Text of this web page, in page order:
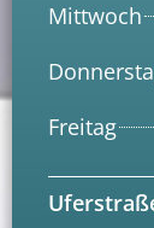
Mittwoch
Freitag